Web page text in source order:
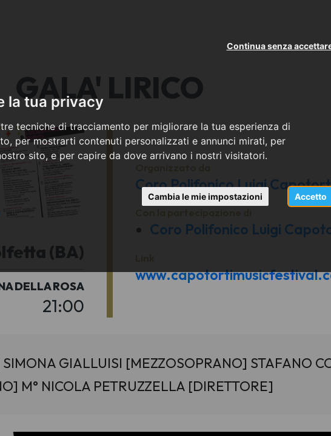
la tua privacy
tecniche di tracciamento per migliorare la tua esperienza di
per mostrarti contenuti personalizzati e annunci mirati, per
sito, e per capire da dove arrivano i nostri visitatori.
Accetto
Continua senza
Cambia le mie impostazioni
GALA' LIRICO
(BA)
DELLA ROSA
21:00
Coro Polifonico Luigi
Coro Polifonico Luigi
GIALLUISI [MEZZOSOPRANO] STAFANO
M° NICOLA PETRUZZELLA [DIRETTORE]